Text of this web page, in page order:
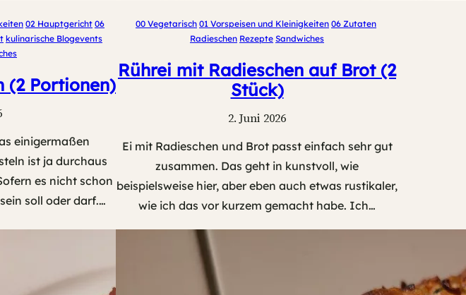
02 Hauptgericht 06
kulinarische Blogevents
(2 Portionen)
einigermaßen
ist ja durchaus
es nicht schon
soll oder darf.…
00 Vegetarisch 01 Vorspeisen und Kleinigkeiten 06 Zutaten
Radieschen Rezepte Sandwiches
Rührei mit Radieschen auf Brot (2
Stück)
2. Juni 2026
Ei mit Radieschen und Brot passt einfach sehr gut
zusammen. Das geht in kunstvoll, wie
beispielsweise hier, aber eben auch etwas rustikaler,
wie ich das vor kurzem gemacht habe. Ich…